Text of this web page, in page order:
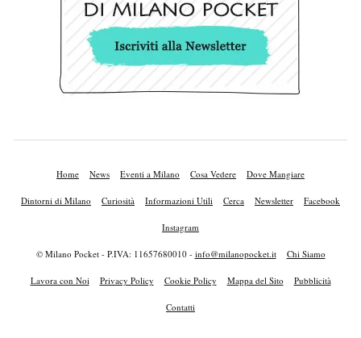
Home News Eventi a Milano Cosa Vedere Dove Mangiare
Dintorni di Milano Curiosità Informazioni Utili Cerca Newsletter Facebook
Instagram
© Milano Pocket - P.IVA: 11657680010 - info@milanopocket.it Chi Siamo
Lavora con Noi Privacy Policy Cookie Policy Mappa del Sito Pubblicità
Contatti